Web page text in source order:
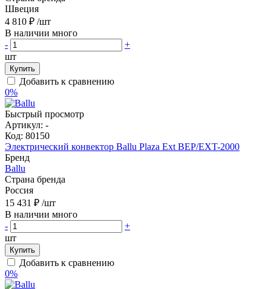
Швеция
4 810 ₽ /шт
В наличии много
-
+
шт
Купить
Добавить к сравнению
0%
Быстрый просмотр
Артикул: -
Код: 80150
Электрический конвектор Ballu Plaza Ext BEP/EXT-2000
Бренд
Ballu
Страна бренда
Россия
15 431 ₽ /шт
В наличии много
-
+
шт
Купить
Добавить к сравнению
0%